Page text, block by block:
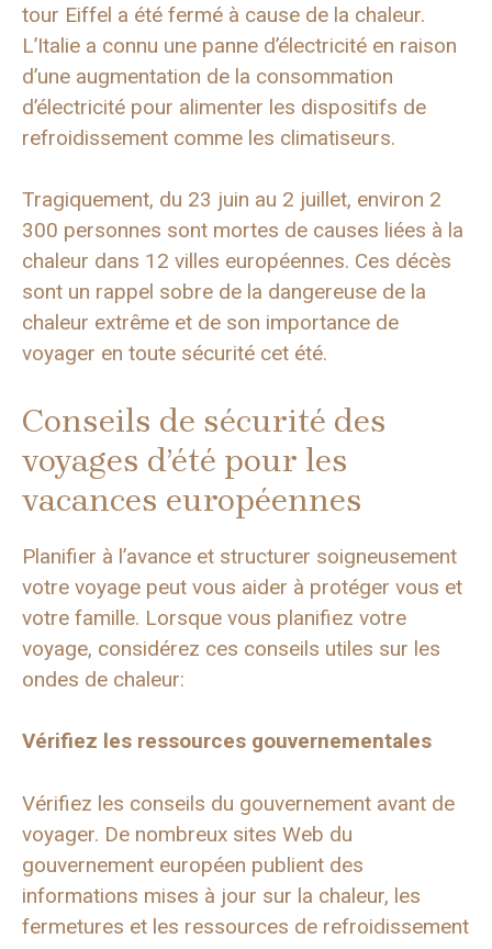
tour Eiffel a été fermé à cause de la chaleur.
L’Italie a connu une panne d’électricité en raison
d’une augmentation de la consommation
d’électricité pour alimenter les dispositifs de
refroidissement comme les climatiseurs.
Tragiquement, du 23 juin au 2 juillet, environ 2
300 personnes sont mortes de causes liées à la
chaleur dans 12 villes européennes. Ces décès
sont un rappel sobre de la dangereuse de la
chaleur extrême et de son importance de
voyager en toute sécurité cet été.
Conseils de sécurité des
voyages d’été pour les
vacances européennes
Planifier à l’avance et structurer soigneusement
votre voyage peut vous aider à protéger vous et
votre famille. Lorsque vous planifiez votre
voyage, considérez ces conseils utiles sur les
ondes de chaleur:
Vérifiez les ressources gouvernementales
Vérifiez les conseils du gouvernement avant de
voyager. De nombreux sites Web du
gouvernement européen publient des
informations mises à jour sur la chaleur, les
fermetures et les ressources de refroidissement